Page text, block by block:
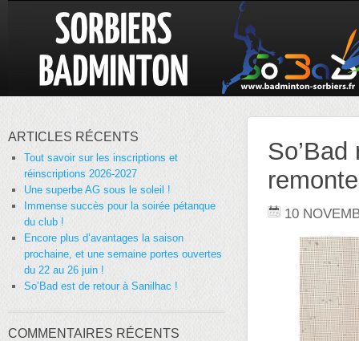
10
ARTICLES RÉCENTS
Tout savoir sur les inscriptions et
réinscriptions 2026-2027
Une superbe AG sous le soleil !
Immense succès pour la soirée pétanque
du club !
Encore plus d’avantages la saison
prochaine, et une semaine portes ouvertes
du 22 au 26 juin !
So’Bad est de retour à Sanilhac !
COMMENTAIRES RÉCENTS